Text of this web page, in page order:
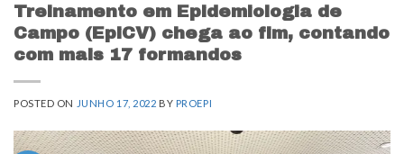
Treinamento em Epidemiologia de
Campo (EpiCV) chega ao fim, contando
com mais 17 formandos
POSTED ON JUNHO 17, 2022 BY PROEPI